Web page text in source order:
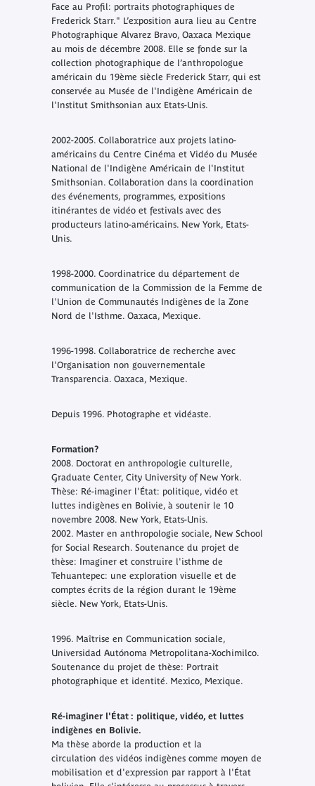
Face au Profil: portraits photographiques de
Frederick Starr." L’exposition aura lieu au Centre
Photographique Alvarez Bravo, Oaxaca Mexique
au mois de décembre 2008. Elle se fonde sur la
collection photographique de l’anthropologue
américain du 19ème siècle Frederick Starr, qui est
conservée au Musée de l'Indigène Américain de
l'Institut Smithsonian aux Etats-Unis.
2002-2005. Collaboratrice aux projets latino-
américains du Centre Cinéma et Vidéo du Musée
National de l'Indigène Américain de l'Institut
Smithsonian. Collaboration dans la coordination
des événements, programmes, expositions
itinérantes de vidéo et festivals avec des
producteurs latino-américains. New York, Etats-
Unis.
1998-2000. Coordinatrice du département de
communication de la Commission de la Femme de
l'Union de Communautés Indigènes de la Zone
Nord de l'Isthme. Oaxaca, Mexique.
1996-1998. Collaboratrice de recherche avec
l'Organisation non gouvernementale
Transparencia. Oaxaca, Mexique.
Depuis 1996. Photographe et vidéaste.
Formation?
2008. Doctorat en anthropologie culturelle,
Graduate Center, City University of New York.
Thèse: Ré-imaginer l'État: politique, vidéo et
luttes indigènes en Bolivie, à soutenir le 10
novembre 2008. New York, Etats-Unis.
2002. Master en anthropologie sociale, New School
for Social Research. Soutenance du projet de
thèse: Imaginer et construire l'isthme de
Tehuantepec: une exploration visuelle et de
comptes écrits de la région durant le 19ème
siècle. New York, Etats-Unis.
1996. Maîtrise en Communication sociale,
Universidad Autónoma Metropolitana-Xochimilco.
Soutenance du projet de thèse: Portrait
photographique et identité. Mexico, Mexique.
Ré-imaginer l'État : politique, vidéo, et luttes
indigènes en Bolivie.
Ma thèse aborde la production et la
circulation des vidéos indigènes comme moyen de
mobilisation et d'expression par rapport à l'État